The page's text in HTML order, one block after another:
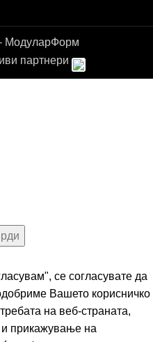
МодуларФорм
партнери
се согласувате да
Вашето корисничко
на веб-страната,
и прикажување на